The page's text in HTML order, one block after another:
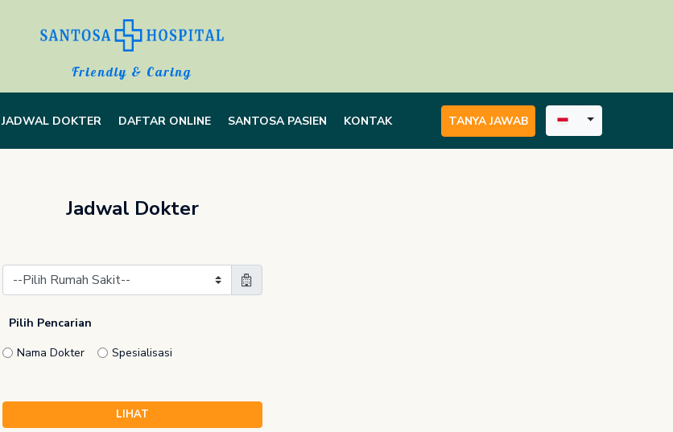
Friendly & Caring
JADWAL DOKTER DAFTAR ONLINE SANTOSA PASIEN KONTAK TANYA JAWAB Toggle
Jadwal Dokter
Pilih Pencarian
Nama Dokter
Spesialisasi
LIHAT